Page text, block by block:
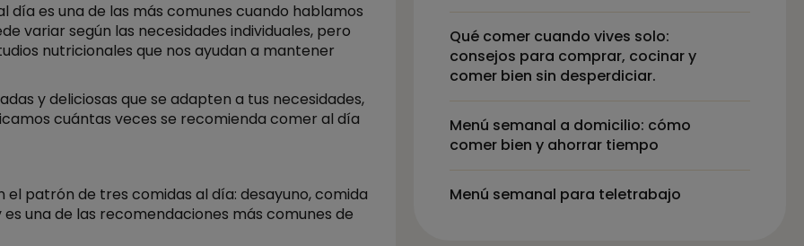
es una de las más comunes cuando hablamos
variar según las necesidades individuales, pero
nutricionales que nos ayudan a mantener
y deliciosas que se adapten a tus necesidades,
cuántas veces se recomienda comer al día
patrón de tres comidas al día: desayuno, comida
una de las recomendaciones más comunes de
Qué comer cuando vives solo:
consejos para comprar, cocinar y
comer bien sin desperdiciar.
Menú semanal a domicilio: cómo
comer bien y ahorrar tiempo
Menú semanal para teletrabajo